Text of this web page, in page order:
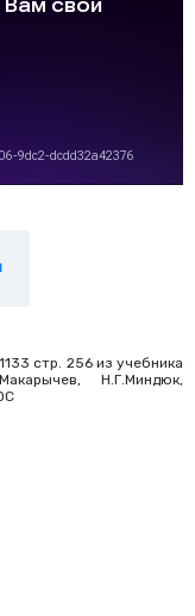
стр. 256 из учебника
Н.Г.Миндюк,